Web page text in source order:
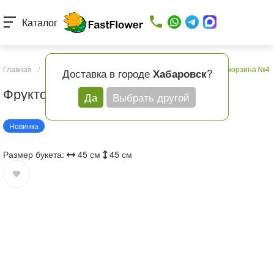
Доставка в городе Хабаровск?
Да
Выбрать другой
Каталог
Главная / Каталог товаров Подарки и шары Фруктовая корзина №4
Фруктовая корзина №4
Новинка
Размер букета: 45 см 45 см